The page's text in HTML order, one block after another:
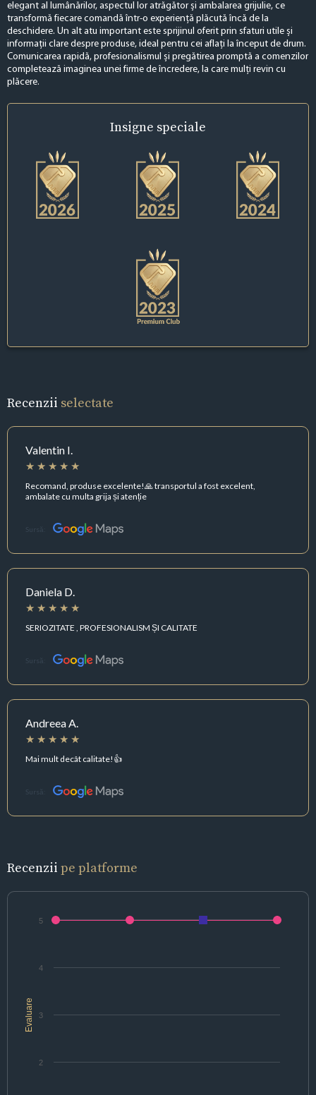
elegant al lumânărilor, aspectul lor atrăgător și ambalarea grijulie, ce
transformă fiecare comandă într-o experiență plăcută încă de la
deschidere. Un alt atu important este sprijinul oferit prin sfaturi utile și
informații clare despre produse, ideal pentru cei aflați la început de drum.
Comunicarea rapidă, profesionalismul și pregătirea promptă a comenzilor
completează imaginea unei firme de încredere, la care mulți revin cu
plăcere.
Insigne speciale
Recenzii selectate
Valentin I.
Recomand, produse excelente!🙏 transportul a fost excelent,
ambalate cu multa grija și atenție
Sursă:
Daniela D.
SERIOZITATE , PROFESIONALISM ȘI CALITATE
Sursă:
Andreea A.
Mai mult decât calitate!👍
Sursă:
Recenzii pe platforme
Evaluare
2
3
4
5